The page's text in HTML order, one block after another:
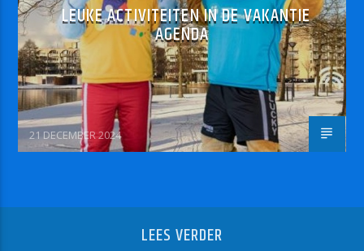
LEUKE ACTIVITEITEN IN DE VAKANTIE
AGENDA
21 DECEMBER 2024
LEES VERDER